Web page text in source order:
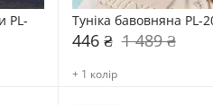
PL-
Туніка бавовняна PL-
446 ₴ 1 489 ₴
+ 1 колір